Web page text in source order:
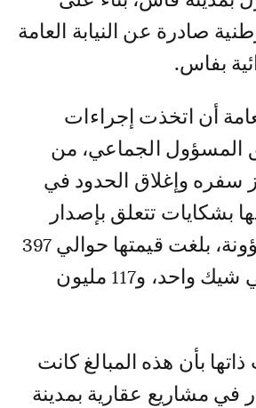
صادرة عن النيابة العامة
بفاس.
أن اتخذت إجراءات
المسؤول الجماعي، من
سفره وإغلاق الحدود في
بشكايات تتعلق بإصدار
شيكات بدون مؤونة، بلغت قيمتها حوالي 397
مليون سنتيم في شيك واحد، و117 مليون
بأن هذه المبالغ كانت
في مشاريع عقارية بمدينة